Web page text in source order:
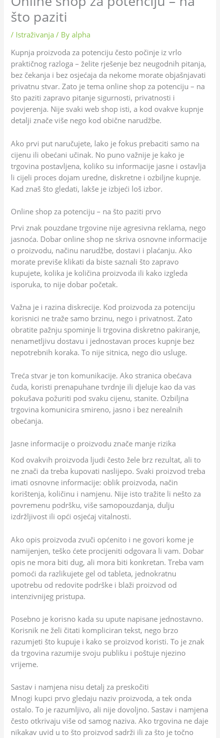
što paziti
/ Istraživanja / Byalpha
Kupnja proizvoda za potenciju često počinje iz vrlo
praktičnog razloga – želite rješenje bez neugodnih pitanja,
bez čekanja i bez osjećaja da nekome morate objašnjavati
privatnu stvar. Zato je tema online shop za potenciju – na
što paziti zapravo pitanje sigurnosti, privatnosti i
povjerenja. Nije svaki web shop isti, a kod ovakve kupnje
detalji znače više nego kod obične narudžbe.
Ako prvi put naručujete, lako je fokus prebaciti samo na
cijenu ili obećani učinak. No puno važnije je kako je
trgovina postavljena, koliko su informacije jasne i ostavlja
li cijeli proces dojam uredne, diskretne i ozbiljne kupnje.
Kad znaš što gledati, lakše je izbjeći loš izbor.
Online shop za potenciju – na što paziti prvo
Prvi znak pouzdane trgovine nije agresivna reklama, nego
jasnoća. Dobar online shop ne skriva osnovne informacije
o proizvodu, načinu narudžbe, dostavi i plaćanju. Ako
morate previše klikati da biste saznali što zapravo
kupujete, kolika je količina proizvoda ili kako izgleda
isporuka, to nije dobar početak.
Važna je i razina diskrecije. Kod proizvoda za potenciju
korisnici ne traže samo brzinu, nego i privatnost. Zato
obratite pažnju spominje li trgovina diskretno pakiranje,
nenametljivu dostavu i jednostavan proces kupnje bez
nepotrebnih koraka. To nije sitnica, nego dio usluge.
Treća stvar je ton komunikacije. Ako stranica obećava
čuda, koristi prenapuhane tvrdnje ili djeluje kao da vas
pokušava požuriti pod svaku cijenu, stanite. Ozbiljna
trgovina komunicira smireno, jasno i bez nerealnih
obećanja.
Jasne informacije o proizvodu znače manje rizika
Kod ovakvih proizvoda ljudi često žele brz rezultat, ali to
ne znači da treba kupovati naslijepo. Svaki proizvod treba
imati osnovne informacije: oblik proizvoda, način
korištenja, količinu i namjenu. Nije isto tražite li nešto za
povremenu podršku, više samopouzdanja, dulju
izdržljivost ili opći osjećaj vitalnosti.
Ako opis proizvoda zvuči općenito i ne govori kome je
namijenjen, teško ćete procijeniti odgovara li vam. Dobar
opis ne mora biti dug, ali mora biti konkretan. Treba vam
pomoći da razlikujete gel od tableta, jednokratnu
upotrebu od redovite podrške i blaži proizvod od
intenzivnijeg pristupa.
Posebno je korisno kada su upute napisane jednostavno.
Korisnik ne želi čitati kompliciran tekst, nego brzo
razumjeti što kupuje i kako se proizvod koristi. To je znak
da trgovina razumije svoju publiku i poštuje njezino
vrijeme.
Sastav i namjena nisu detalj za preskočiti
Mnogi kupci prvo gledaju naziv proizvoda, a tek onda
ostalo. To je razumljivo, ali nije dovoljno. Sastav i namjena
često otkrivaju više od samog naziva. Ako trgovina ne daje
nikakav uvid u to što proizvod sadrži ili za što je točno